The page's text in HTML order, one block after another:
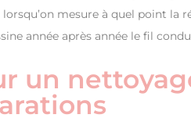
mesure à quel point la
année après année le fil
un